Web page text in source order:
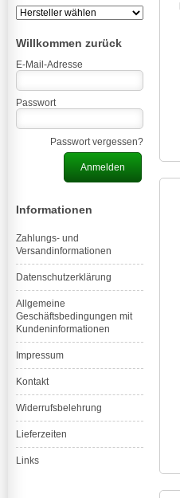
Willkommen zurück
E-Mail-Adresse
Passwort
Passwort vergessen?
Informationen
Zahlungs- und
Versandinformationen
Datenschutzerklärung
Allgemeine
Geschäftsbedingungen mit
Kundeninformationen
Impressum
Kontakt
Widerrufsbelehrung
Lieferzeiten
Links